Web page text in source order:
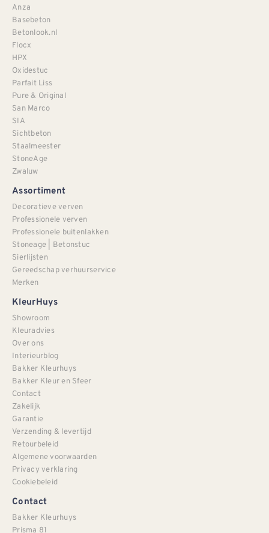
Anza
Basebeton
Betonlook.nl
Flocx
HPX
Oxidestuc
Parfait Liss
Pure & Original
San Marco
SIA
Sichtbeton
Staalmeester
StoneAge
Zwaluw
Assortiment
Decoratieve verven
Professionele verven
Professionele buitenlakken
Stoneage | Betonstuc
Sierlijsten
Gereedschap verhuurservice
Merken
KleurHuys
Showroom
Kleuradvies
Over ons
Interieurblog
Bakker Kleurhuys
Bakker Kleur en Sfeer
Contact
Zakelijk
Garantie
Verzending & levertijd
Retourbeleid
Algemene voorwaarden
Privacy verklaring
Cookiebeleid
Contact
Bakker Kleurhuys
Prisma 81